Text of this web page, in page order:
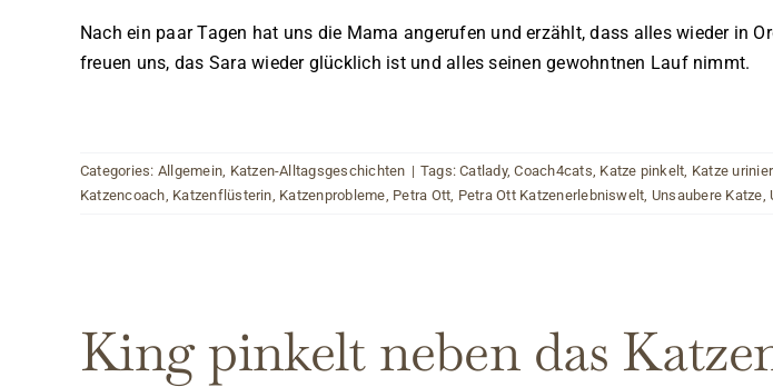
Nach ein paar Tagen hat uns die Mama angerufen und erzählt, dass alles wieder in
freuen uns, das Sara wieder glücklich ist und alles seinen gewohntnen Lauf nimmt.
Categories: Allgemein Katzen-Alltagsgeschichten | Tags:Catlady,Coach4cats Katze pinkelt Katze
Katzencoach Katzenflüsterin Katzenprobleme Petra Ott Petra Ott Katzenerlebniswelt Unsaubere Katze
King pinkelt neben das